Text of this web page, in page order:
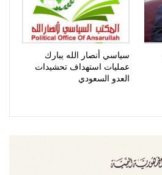
سياسي أنصار الله يبارك
عمليات استهداف تحشيدات
العدو السعودي